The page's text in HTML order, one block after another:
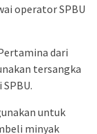
operator SPBU
dari
tersangka
untuk
minyak